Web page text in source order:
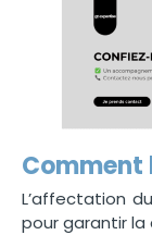
L’affectation
pour garantir